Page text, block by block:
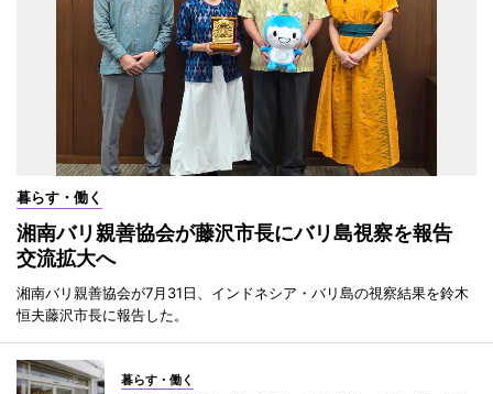
暮らす・働く
湘南バリ親善協会が藤沢市長にバリ島視察を報告
交流拡大へ
湘南バリ親善協会が7月31日、インドネシア・バリ島の視察結果を鈴木
恒夫藤沢市長に報告した。
暮らす・働く